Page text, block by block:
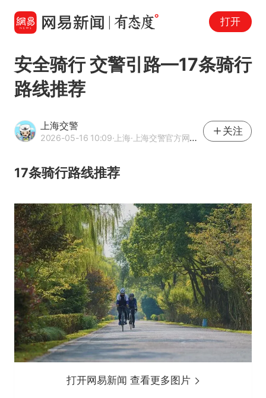
打开
安全骑行 交警引路—17条骑行
路线推荐
上海交警
2026-05-16 10:09·上海·上海交警官方网易号
关注
17条骑行路线推荐
打开网易新闻 查看更多图片